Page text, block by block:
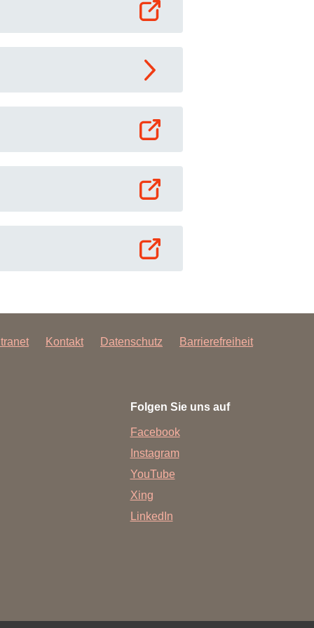
Kontakt Datenschutz Barrierefreiheit
Folgen Sie uns auf
Facebook
Instagram
YouTube
Xing
LinkedIn